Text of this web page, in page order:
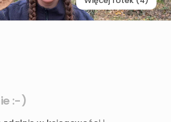
:-)